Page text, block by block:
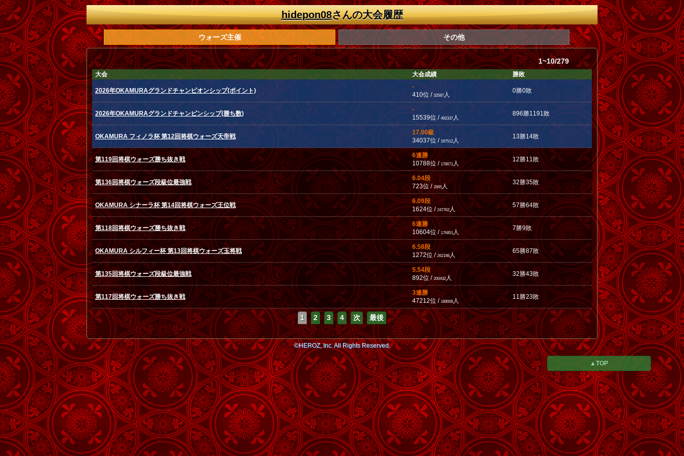
hidepon08さんの大会履歴
ウォーズ主催 その他
1~10/279
大会 大会成績 勝敗
2026年OKAMURAグランドチャンピオンシップ(ポイント)
-
410位 / 32587 人
0勝0敗
2026年OKAMURAグランドチャンピンシップ(勝ち数)
-
15539位 / 492337 人
896勝1191敗
OKAMURA フィノラ杯 第12回将棋ウォーズ天帝戦
17.00級
34037位 / 197512 人
13勝14敗
第119回将棋ウォーズ勝ち抜き戦
6連勝
10788位 /178671人
12勝11敗
第136回将棋ウォーズ段級位最強戦
6.04段
723位 /2665人
32勝35敗
OKAMURA シナーラ杯 第14回将棋ウォーズ王位戦
6.09段
1624位 / 247762人
57勝64敗
第118回将棋ウォーズ勝ち抜き戦
6連勝
10604位 / 176851人
7勝9敗
OKAMURA シルフィー杯 第13回将棋ウォーズ玉将戦
6.58段
1272位 /262198人
65勝87敗
第135回将棋ウォーズ段級位最強戦
5.54段
892位 /200432人
32勝43敗
第117回将棋ウォーズ勝ち抜き戦
3連勝
47212位 /189008人
11勝23敗
1 2 3 4 次 最後
©HEROZ, Inc. All Rights Reserved.
▲TOP